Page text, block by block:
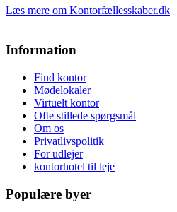
Læs mere om Kontorfællesskaber.dk
Information
Find kontor
Mødelokaler
Virtuelt kontor
Ofte stillede spørgsmål
Om os
Privatlivspolitik
For udlejer
kontorhotel til leje
Populære byer